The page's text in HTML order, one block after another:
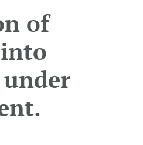
of